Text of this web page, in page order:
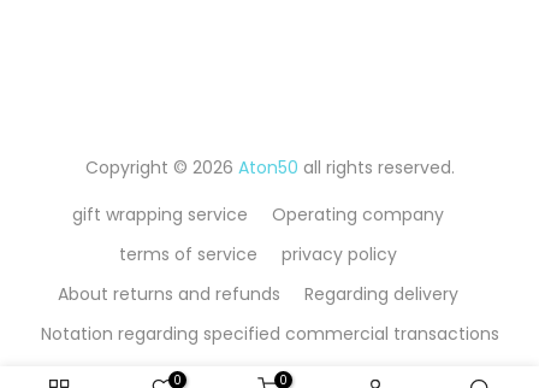
Copyright © 2026 Aton50 all rights reserved.
gift wrapping service
Operating company
terms of service
privacy policy
About returns and refunds
Regarding delivery
Notation regarding specified commercial transactions
0 0